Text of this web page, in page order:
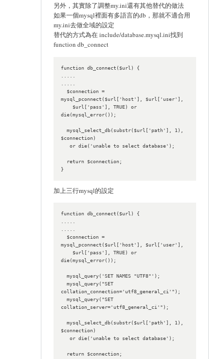
另外，其實除了調整my.ini還有其他替代的做法
如果一個mysql裡面有多語言的db，那就不適合用
my.ini去做全域的設定
替代的方式為在 include/database.mysql.ini找到
function db_connect
function db_connect($url) {
mysql_pconnect($url['host'], $url['user'],
die(mysql_error());
$connection)
加上三行mysql的設定
function db_connect($url) {
mysql_pconnect($url['host'], $url['user'],
die(mysql_error());
collation_connection='utf8_general_ci'");
collation_server='utf8_general_ci'");
$connection)